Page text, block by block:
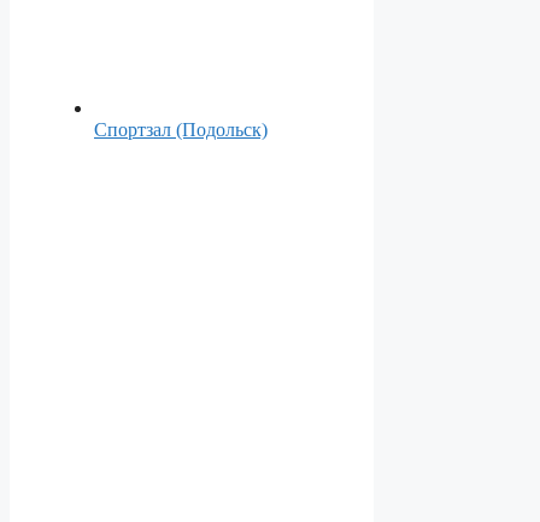
Спортзал (Подольск)